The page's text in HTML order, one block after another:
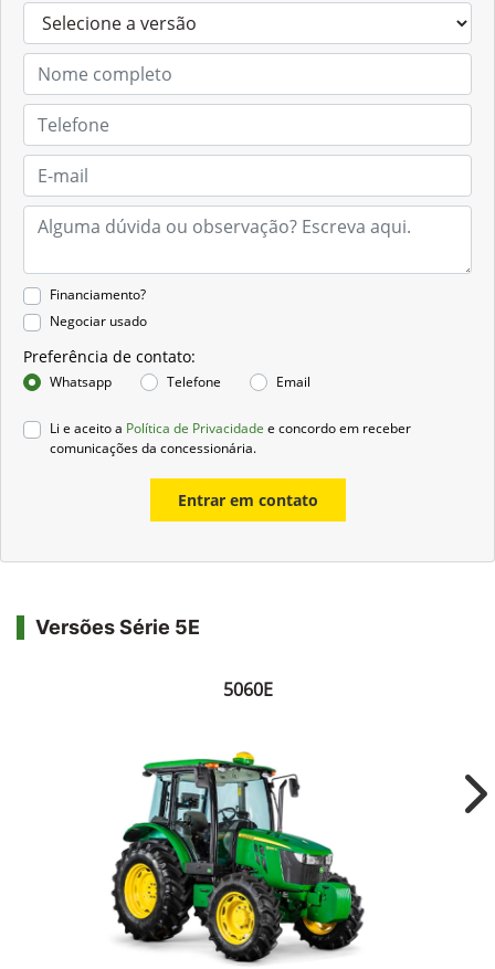
Financiamento?
Negociar usado
Preferência de contato:
Whatsapp Telefone Email
Li e aceito a Política de Privacidade e concordo em receber
comunicações da concessionária.
Entrar em contato
Versões Série 5E
5060E